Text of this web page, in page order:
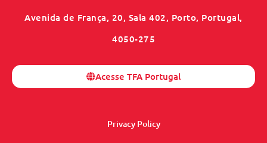
Avenida de França, 20, Sala 402, Porto, Portugal,
4050-275
Acesse TFA Portugal
Privacy Policy